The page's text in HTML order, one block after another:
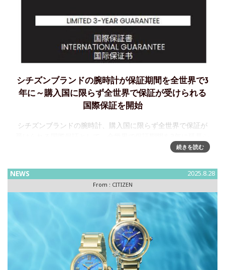
シチズンブランドの腕時計が保証期間を全世界で3
年に～購入国に限らず全世界で保証が受けられる
国際保証を開始
シチズンブランドの腕時計、購入国に限らず全世界で保証が
チズン時計株式会社は、2025年10月1日より、シチズンブラ
延⻑しま
続きを読む
NEWS 2025.8.28
From : CITIZEN